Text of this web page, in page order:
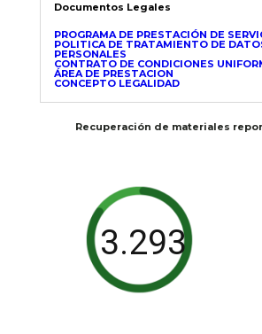
Documentos Legales
PROGRAMA DE PRESTACIÓN DE
POLITICA DE TRATAMIENTO DE
PERSONALES
CONTRATO DE CONDICIONES
ÁREA DE PRESTACION
CONCEPTO LEGALIDAD
Recuperación de materiales
3.293